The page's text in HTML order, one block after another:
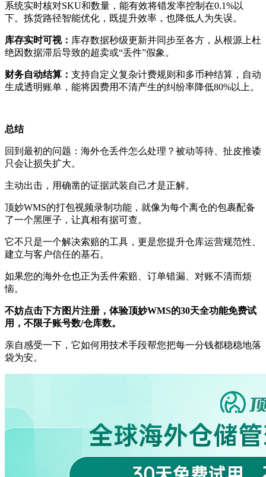
系统实时核对SKU和数量，能有效将错发率控制在0.1%以
下。拣货路径智能优化，既提升效率，也降低人为失误。
库存实时可视： 库存数据秒级更新并同步至各方，从根源上杜
绝因数据滞后导致的超卖或“丢件”假象。
财务自动结算： 支持自定义复杂计费规则和多币种结算，自动
生成透明账单，能将因费用不清产生的纠纷率降低80%以上。
总结
回到最初的问题：海外仓丢件怎么处理？被动等待、扯皮推诿
只会让损失扩大。
主动出击，用确凿的证据武装自己才是正解。
顶妙WMS的打包视频录制功能，就像为每个离仓的包裹配备
了一个黑匣子，让真相有据可查。
它不只是一个解决索赔的工具，更是您提升仓库运营规范性、
建立与客户信任的基石。
如果您的海外仓也正为丢件索赔、订单错漏、对账不清而烦
恼。
不妨点击下方图片注册，体验顶妙WMS的30天全功能免费试
用，不限子账号数/仓库数。
亲自感受一下，它如何用技术手段帮您把每一分钱都稳稳地落
袋为安。